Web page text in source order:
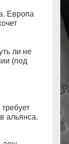
Европа
ли не
(под
альянса.